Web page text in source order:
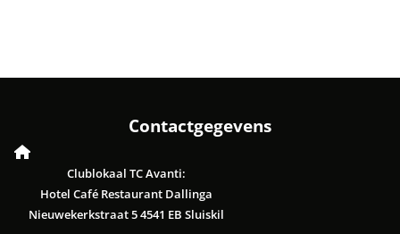
Contactgegevens
Clublokaal TC Avanti:
Hotel Café Restaurant Dallinga
Nieuwekerkstraat 5 4541 EB Sluiskil